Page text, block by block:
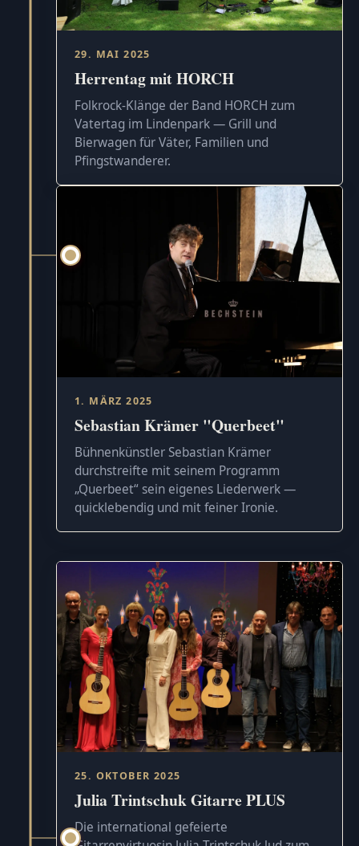
29. MAI 2025
Herrentag mit HORCH
Folkrock-Klänge der Band HORCH zum
Vatertag im Lindenpark — Grill und
Bierwagen für Väter, Familien und
Pfingstwanderer.
1. MÄRZ 2025
Sebastian Krämer "Querbeet"
Bühnenkünstler Sebastian Krämer
durchstreifte mit seinem Programm
„Querbeet“ sein eigenes Liederwerk —
quicklebendig und mit feiner Ironie.
25. OKTOBER 2025
Julia Trintschuk Gitarre PLUS
Die international gefeierte